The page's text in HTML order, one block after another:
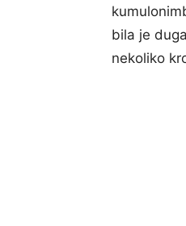
bila je
nekoliko